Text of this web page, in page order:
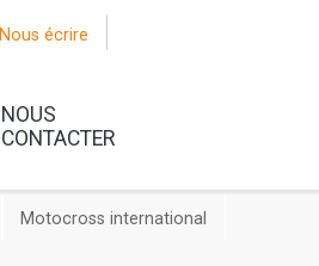
Nous écrire
NOUS
CONTACTER
Motocross international